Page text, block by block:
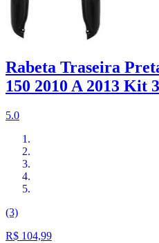
Rabeta Traseira
150 2010 A 2013 Kit
5.0
(3)
R$ 104,99